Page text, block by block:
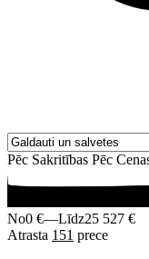
Pēc Sakritības Pēc
No0 €—Līdz25 527 €
Atrasta 151 prece